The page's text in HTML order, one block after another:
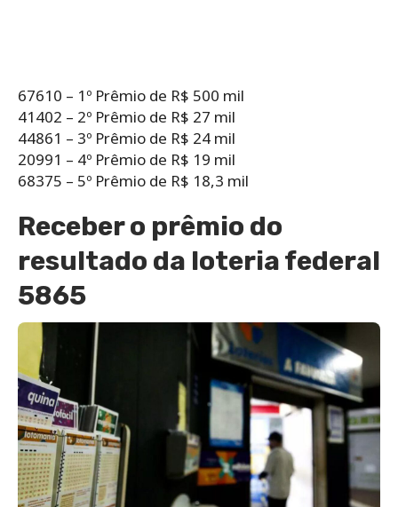
67610 – 1º Prêmio de R$ 500 mil
41402 – 2º Prêmio de R$ 27 mil
44861 – 3º Prêmio de R$ 24 mil
20991 – 4º Prêmio de R$ 19 mil
68375 – 5º Prêmio de R$ 18,3 mil
Receber o prêmio do
resultado da loteria federal
5865